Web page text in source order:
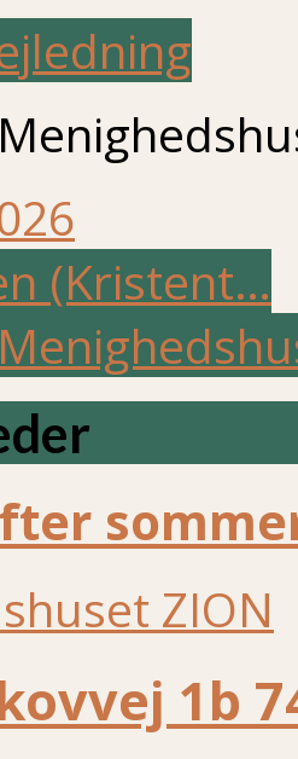
(Kristent…
1b